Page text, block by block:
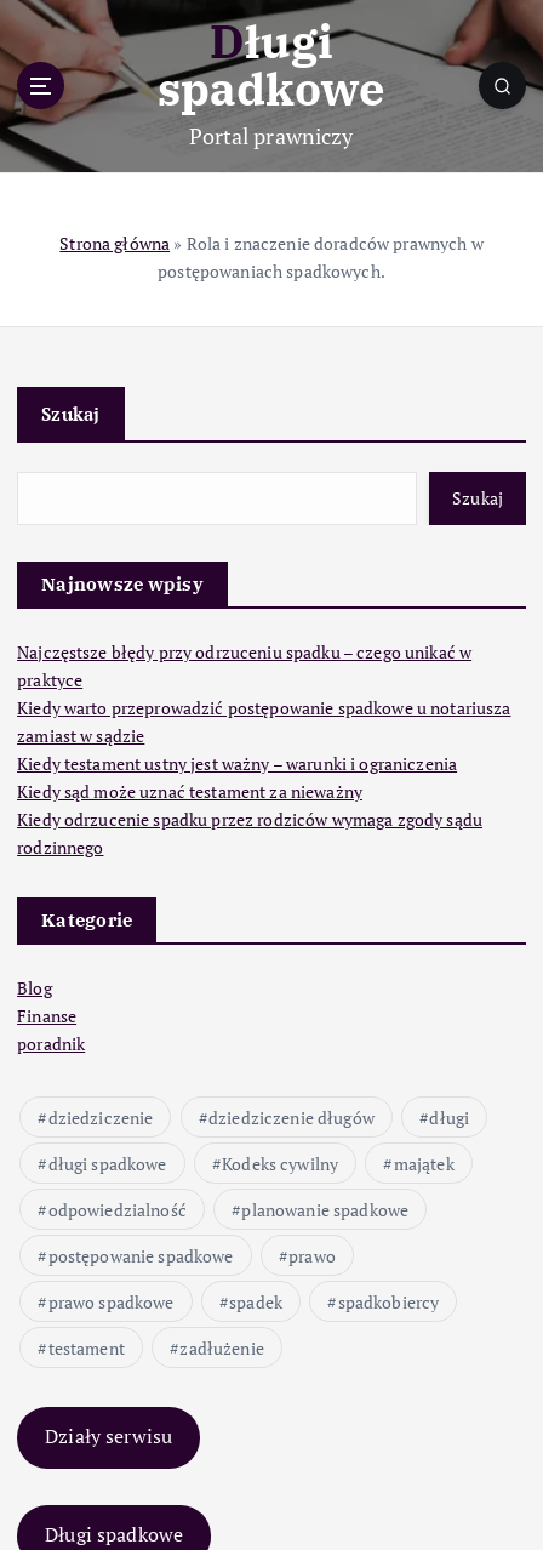
p
o
c
Długi
spadkowe
Portal prawniczy
Strona główna » Rola i znaczenie doradców prawnych w
postępowaniach spadkowych.
Szukaj
Szukaj
Najnowsze wpisy
Najczęstsze błędy przy odrzuceniu spadku – czego unikać w
praktyce
Kiedy warto przeprowadzić postępowanie spadkowe u notariusza
zamiast w sądzie
Kiedy testament ustny jest ważny – warunki i ograniczenia
Kiedy sąd może uznać testament za nieważny
Kiedy odrzucenie spadku przez rodziców wymaga zgody sądu
rodzinnego
Kategorie
Blog
Finanse
poradnik
dziedziczenie dziedziczenie długów
długi
długi spadkowe
Kodeks cywilny
majątek
odpowiedzialność
planowanie spadkowe
postępowanie spadkowe
prawo
prawo spadkowe
spadek
spadkobiercy
testament
zadłużenie
Działy serwisu
Długi spadkowe